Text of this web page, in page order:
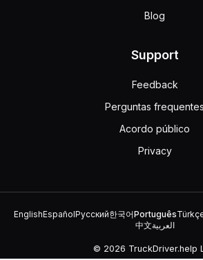
Blog
Support
Feedback
Perguntas frequentes
Acordo público
Privacy
EnglishEspañolРусский한국어Português
中文العربية
© 2026 TruckDriver.help